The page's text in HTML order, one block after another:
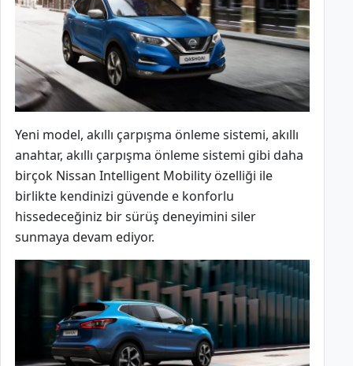
Yeni model, akıllı çarpışma önleme sistemi, akıllı
anahtar, akıllı çarpışma önleme sistemi gibi daha
birçok Nissan Intelligent Mobility özelliği ile
birlikte kendinizi güvende e konforlu
hissedeceğiniz bir sürüş deneyimini siler
sunmaya devam ediyor.